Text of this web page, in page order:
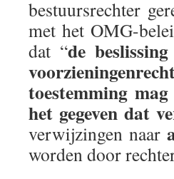
bestuursrechter
met het OMG-
dat “de
toestemming
het gegeven dat
verwijzingen naar
worden door